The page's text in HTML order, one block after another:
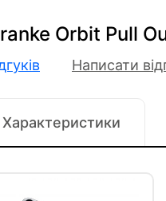
Orbit Pull
Написати
Характеристики